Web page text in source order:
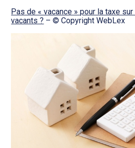
Pas de « vacance » pour la taxe
vacants ? – © Copyright WebLex